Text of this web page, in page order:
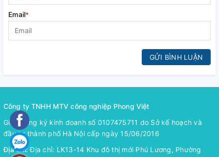
Email*
GỬI BÌNH LUẬN
Công ty TNHH MTV công nghiệp Phong Việt
Giấy đăng ký kinh doanh số 0107475711 do Sở kế hoạch và
đầu tư thành phố Hà Nội cấp ngày 15/06/2016
Địa chỉ:Địa chỉ: LK13-14 Khu đô thị mới Phú Lương, Phường